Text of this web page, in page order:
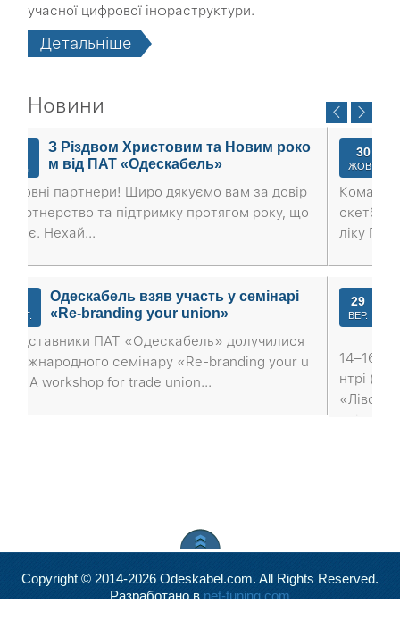
учасної цифрової інфраструктури.
Детальніше
Новини
роко
довір
року, що
your u
30
ЖОВТ.
Спортивний тріумф ПАТ
ль» на Всеукраїнських змаганнях!
Команда «Одескабель» здобула «золото» у
скетболі та «бронзу» у загальнокомандному
29
ВЕР.
ПАТ «Одескабель» запрошує на
вку «Енергетика в промисловості
14–16 жовтня у Міжнародному виставковому
нтрі (Броварський проспект, 15, станція
«Лівобережна») відбудеться міжнародна
алізована...
Copyright © 2014-2026 Odeskabel.com. All Rights Reserved.
Разработано в net-tuning.com